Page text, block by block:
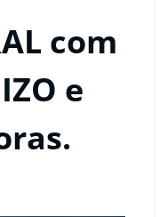
com
e